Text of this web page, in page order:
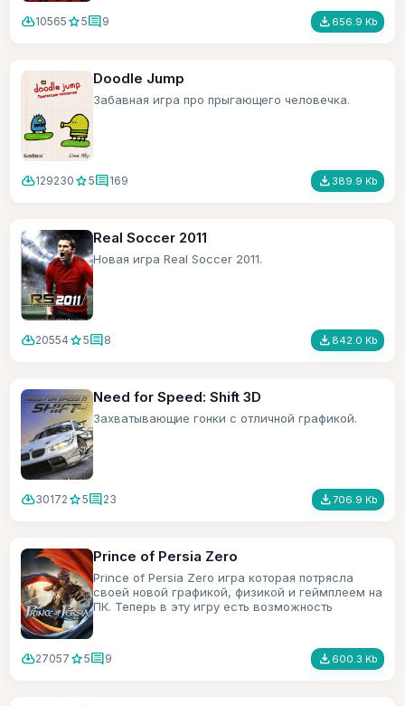
cloud_download10565 star5comment9 file_download 656.9 Kb
Doodle Jump
Забавная игра про прыгающего человечка.
cloud_download129230 star5comment169 file_download 389.9 Kb
Real Soccer 2011
Новая игра Real Soccer 2011.
cloud_download20554 star5comment8 file_download 842.0 Kb
Need for Speed: Shift 3D
Захватывающие гонки с отличной графикой.
cloud_download30172 star5comment23 file_download706.9 Kb
Prince of Persia Zero
Prince of Persia Zero игра которая потрясла
своей новой графикой, физикой и геймплеем на
ПК. Теперь в эту игру есть возможность
cloud_download27057 star5comment9 file_download 600.3 Kb